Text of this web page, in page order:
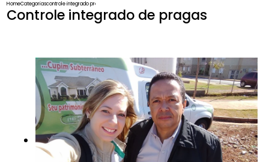
HomeCategoriascontrole integrado pragas
Controle integrado de pragas